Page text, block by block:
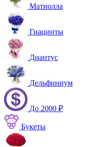
Матиолла
Гиацинты
Диантус
Дельфиниум
До 2000 ₽
Букеты